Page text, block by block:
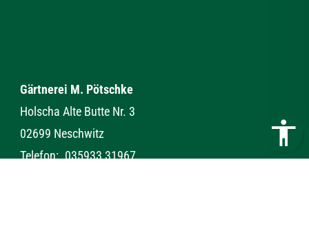
Gärtnerei M. Pötschke
Holscha Alte Butte Nr. 3
02699 Neschwitz
Telefon: 035933 31967